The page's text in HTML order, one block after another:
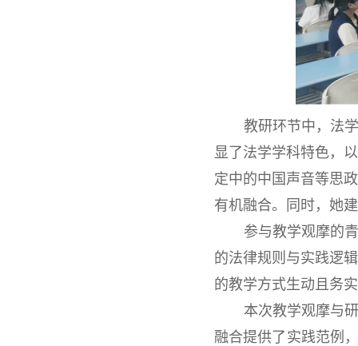
教研环节中，法
显了法学学科特色，
定中的中国声音等思
有机融合。同时，她
参与教学观摩的
的法律规则与实践逻
的教学方式生动且务
本次教学观摩与
融合提供了实践范例